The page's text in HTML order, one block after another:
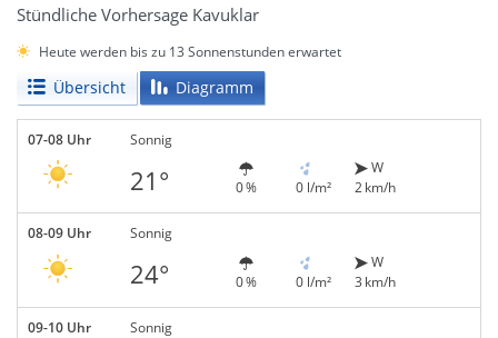
Stündliche Vorhersage Kavuklar
Heute werden bis zu 13 Sonnenstunden erwartet
Übersicht Diagramm
07-08 Uhr Sonnig
21° 0 % 0 l/m²
W
2 km/h
08-09 Uhr Sonnig
24° 0 % 0 l/m²
W
3 km/h
09-10 Uhr Sonnig